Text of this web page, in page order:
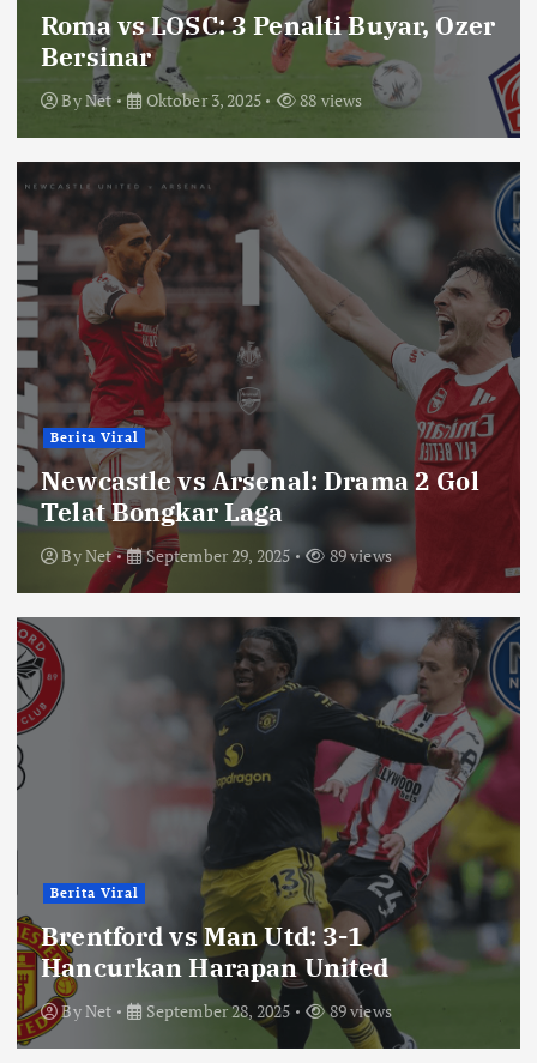
Roma vs LOSC: 3 Penalti Buyar, Ozer
Bersinar
ByNet Oktober 3, 2025 88 views
Berita Viral
Newcastle vs Arsenal: Drama 2 Gol
Telat Bongkar Laga
ByNet September 29, 2025 89 views
Berita Viral
Brentford vs Man Utd: 3-1
Hancurkan Harapan United
ByNet September 28, 2025 89 views